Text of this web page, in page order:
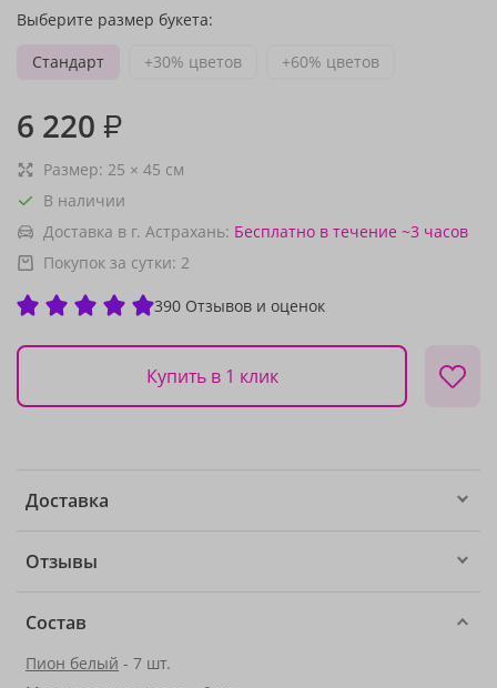
Выберите размер букета:
Стандарт
+30% цветов +60% цветов
6 220 ₽
Размер: 25 × 45 см
В наличии
Доставка в г. Астрахань: Бесплатно в течение ~3 часов
Покупок за сутки: 2
390 Отзывов и оценок
Купить в 1 клик
Доставка
Отзывы
Состав
Пион белый - 7 шт.